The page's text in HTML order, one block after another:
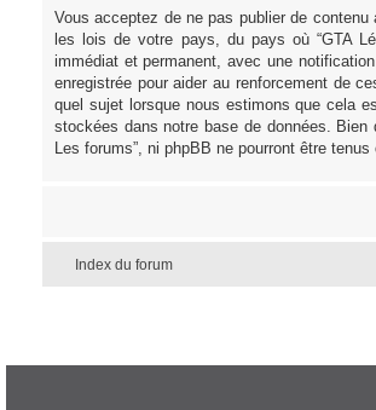
Vous acceptez de ne pas publier de
les lois de votre pays, du pays où “GTA
immédiat et permanent, avec une
enregistrée pour aider au renforcement de
quel sujet lorsque nous estimons que cela
stockées dans notre base de données.
Les forums”, ni phpBB ne pourront être
Index du forum